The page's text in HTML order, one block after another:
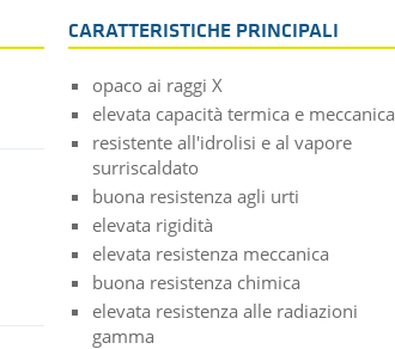
CARATTERISTICHE PRINCIPALI
opaco ai raggi X
elevata capacità termica e meccanica
resistente all'idrolisi e al vapore
surriscaldato
buona resistenza agli urti
elevata rigidità
elevata resistenza meccanica
buona resistenza chimica
elevata resistenza alle radiazioni
gamma